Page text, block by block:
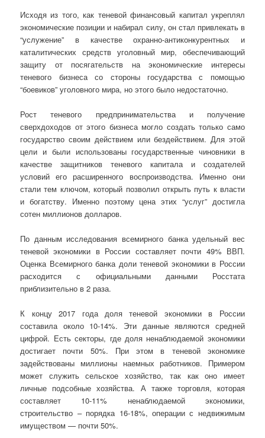
Исходя из того, как теневой финансовый капитал укреплял
экономические позиции и набирал силу, он стал привлекать в
“услужение” в качестве охранно-антиконкурентных и
каталитических средств уголовный мир, обеспечивающий
защиту от посягательств на экономические интересы
теневого бизнеса со стороны государства с помощью
“боевиков” уголовного мира, но этого было недостаточно.
Рост теневого предпринимательства и получение
сверхдоходов от этого бизнеса могло создать только само
государство своим действием или бездействием. Для этой
цели и были использованы государственные чиновники в
качестве защитников теневого капитала и создателей
условий его расширенного воспроизводства. Именно они
стали тем ключом, который позволил открыть путь к власти
и богатству. Именно поэтому цена этих “услуг” достигла
сотен миллионов долларов.
По данным исследования всемирного банка удельный вес
теневой экономики в России составляет почти 49% ВВП.
Оценка Всемирного банка доли теневой экономики в России
расходится с официальными данными Росстата
приблизительно в 2 раза.
К концу 2017 года доля теневой экономики в России
составила около 10-14%. Эти данные являются средней
цифрой. Есть секторы, где доля ненаблюдаемой экономики
достигает почти 50%. При этом в теневой экономике
задействованы миллионы наемных работников. Примером
может служить сельское хозяйство, так как оно имеет
личные подсобные хозяйства. А также торговля, которая
составляет 10-11% ненаблюдаемой экономики,
строительство – порядка 16-18%, операции с недвижимым
имуществом — почти 50%.